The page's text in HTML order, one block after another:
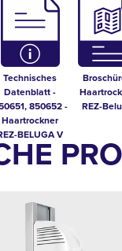
Technisches
Datenblatt -
850652 -
Haartrockner
BELUGA V
REZ-